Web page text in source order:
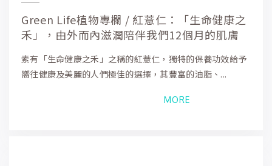
Green Life植物專欄 / 紅薏仁：「生命健康之
禾」，由外而內滋潤陪伴我們12個月的肌膚
素有「生命健康之禾」之稱的紅薏仁，獨特的保養功效給予
嚮往健康及美麗的人們極佳的選擇，其豐富的油脂、...
MORE